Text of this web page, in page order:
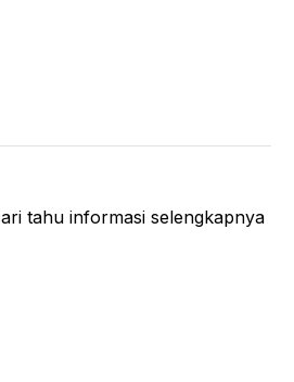
tahu informasi selengkapnya